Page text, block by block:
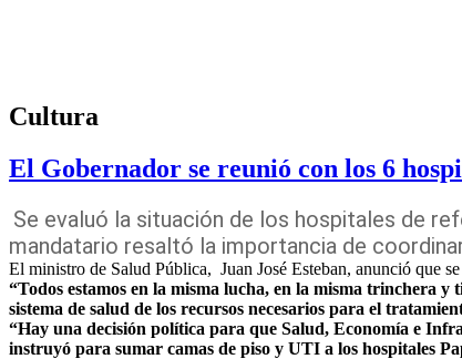
Cultura
El Gobernador se reunió con los 6
Se evaluó la situación de los hospitales de
mandatario resaltó la importancia de
El ministro de Salud Pública, Juan José Esteban, anunció que
“Todos estamos en la misma lucha, en la misma trinchera
sistema de salud de los recursos necesarios para el
“Hay una decisión política para que Salud, Economía e
instruyó para sumar camas de piso y UTI a los hospitales